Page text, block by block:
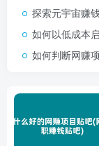
探索元宇宙赚
如何以低成本
如何判断网赚